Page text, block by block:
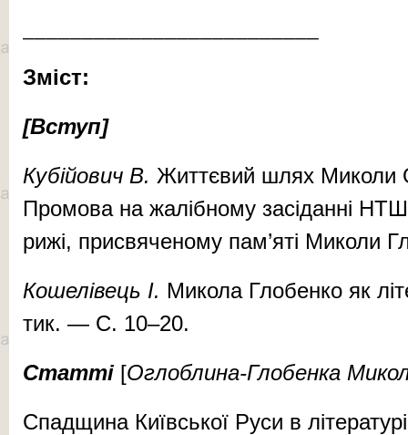
Зміст:
[Вступ]
Ку­бі­йо­вич В. Жит­тє­вий шлях Ми­ко­ли
Про­мо­ва на жа­ліб­но­му за­сі­дан­ні
ри­жі, при­свя­че­но­му пам’яті Ми­ко­ли
Ко­ше­лі­вець І. Ми­ко­ла Гло­бен­ко як
тик. — С. 10–20.
Стат­ті [Ог­лоб­ли­на-Гло­бен­ка
Спад­щи­на Ки­їв­ської Ру­си в